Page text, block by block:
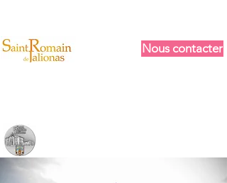
Nous contacter